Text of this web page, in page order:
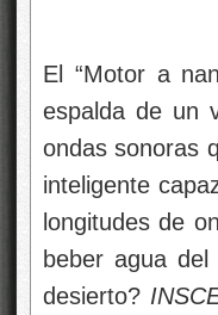
El “Motor a
espalda de un
ondas sonoras
inteligente
longitudes de
beber agua
desierto?